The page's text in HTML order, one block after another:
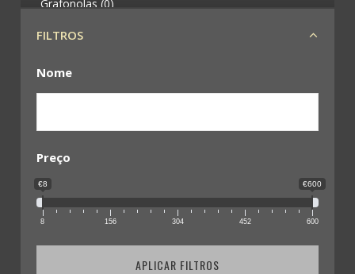
Grafonolas (0)
Telefones (0)
Máquinas Fotográficas (4)
Leques (0)
Militária (79)
Condecorações (7)
FILTROS
Nome
Preço
€8 €600
8 156 304 452 600
APLICAR FILTROS